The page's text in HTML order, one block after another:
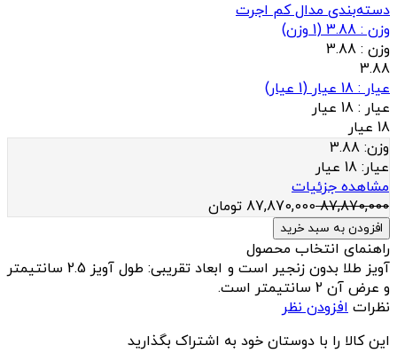
دسته‌بندی مدال کم اجرت
وزن : 3.88
(
1 وزن)
وزن : 3.88
3.88
عيار : 18 عیار
(
1 عيار)
عيار : 18 عیار
18 عیار
وزن: 3.88
عيار: 18 عیار
مشاهده جزئیات
87,870,000
87,870,000 تومان
افزودن به سبد خرید
راهنمای انتخاب محصول
آویز طلا بدون زنجیر است و ابعاد تقریبی: طول آویز 2.5 سانتیمتر
و عرض آن 2 سانتیمتر است.
نظرات افزودن نظر
این کالا را با دوستان خود به اشتراک بگذارید